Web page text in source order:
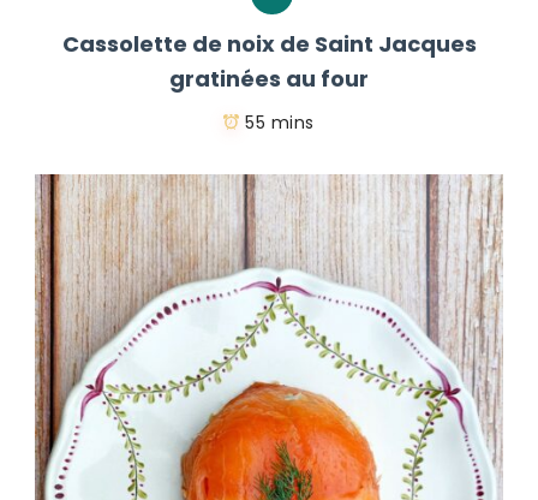
Cassolette de noix de Saint Jacques
gratinées au four
55 mins